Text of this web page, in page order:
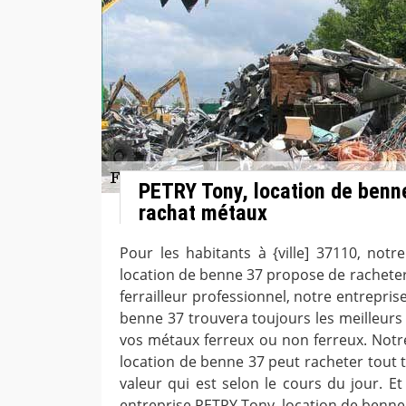
PETRY Tony, location de
rachat métaux
Pour les habitants à {ville] 37110,
location de benne 37 propose de
ferrailleur professionnel, notre
benne 37 trouvera toujours les
vos métaux ferreux ou non ferreux.
location de benne 37 peut racheter tout
valeur qui est selon le cours du jour.